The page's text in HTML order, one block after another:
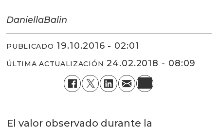
DaniellaBalin
PUBLICADO 19.10.2016 - 02:01
ÚLTIMA ACTUALIZACIÓN 24.02.2018 - 08:09
El valor observado durante la